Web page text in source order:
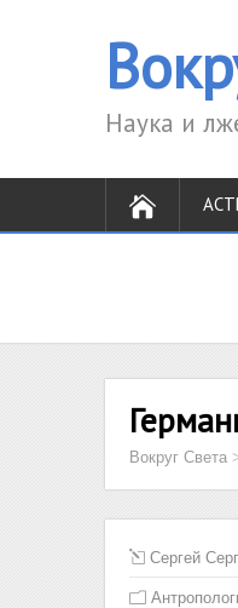
Наука и
Вокруг Света
Сергей